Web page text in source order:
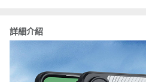
詳細介紹